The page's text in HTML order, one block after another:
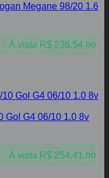
Megane 98/20 1.6
À vista R$236,54 no
Gol G4 06/10 1.0 8v
À vista R$254,41 no